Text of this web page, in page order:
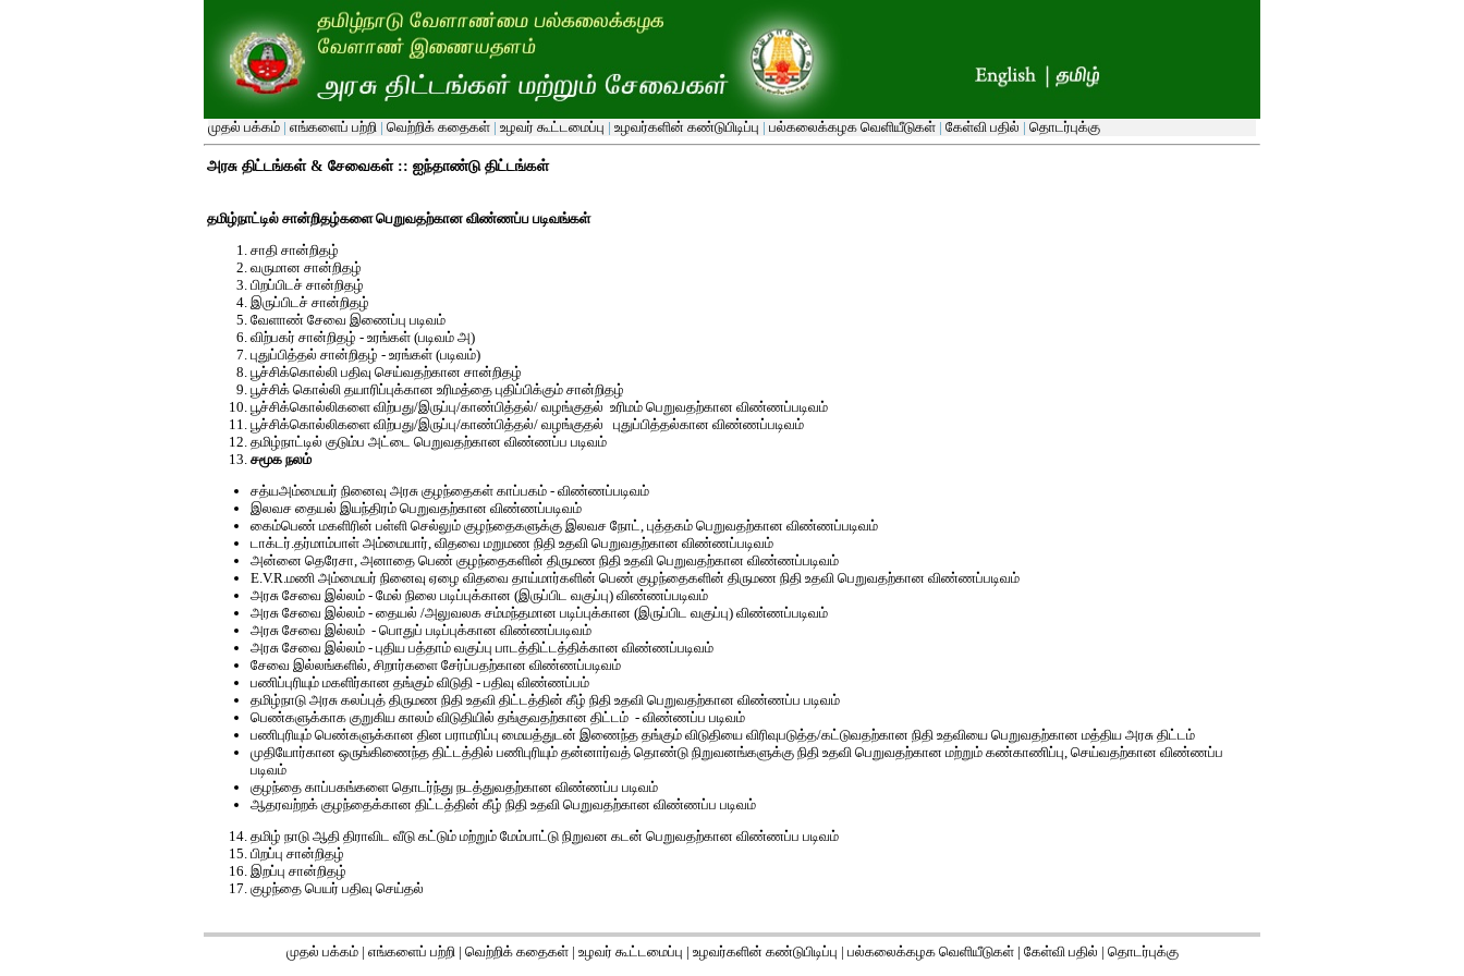
முதல் பக்கம் | எங்களைப் பற்றி | வெற்றிக் கதைகள் | உழவர் கூட்டமைப்பு | உழவர்களின் கண்டுபிடிப்பு | பல்கலைக்கழக வெளியீடுகள் | கேள்வி பதில் | தொடர்புக்கு
அரசு திட்டங்கள் & சேவைகள் :: ஐந்தாண்டு திட்டங்கள்
தமிழ்நாட்டில் சான்றிதழ்களை பெறுவதற்கான விண்ணப்ப படிவங்கள்
சாதி சான்றிதழ்
வருமான சான்றிதழ்
பிறப்பிடச் சான்றிதழ்
இருப்பிடச் சான்றிதழ்
வேளாண் சேவை இணைப்பு படிவம்
விற்பகர் சான்றிதழ் - உரங்கள் (படிவம் அ)
புதுப்பித்தல் சான்றிதழ் - உரங்கள் (படிவம்)
பூச்சிக்கொல்லி பதிவு செய்வதற்கான சான்றிதழ்
பூச்சிக் கொல்லி தயாரிப்புக்கான உரிமத்தை புதிப்பிக்கும் சான்றிதழ்
பூச்சிக்கொல்லிகளை விற்பது/இருப்பு/காண்பித்தல்/ வழங்குதல் உரிமம் பெறுவதற்கான விண்ணப்படிவம்
பூச்சிக்கொல்லிகளை விற்பது/இருப்பு/காண்பித்தல்/ வழங்குதல் புதுப்பித்தல்கான விண்ணப்படிவம்
தமிழ்நாட்டில் குடும்ப அட்டை பெறுவதற்கான விண்ணப்ப படிவம்
சமூக நலம்
சத்யஅம்மையர் நினைவு அரசு குழந்தைகள் காப்பகம் - விண்ணப்படிவம்
இலவச தையல் இயந்திரம் பெறுவதற்கான விண்ணப்படிவம்
கைம்பெண் மகளிரின் பள்ளி செல்லும் குழந்தைகளுக்கு இலவச நோட், புத்தகம் பெறுவதற்கான விண்ணப்படிவம்
டாக்டர்.தர்மாம்பாள் அம்மையார், விதவை மறுமண நிதி உதவி பெறுவதற்கான விண்ணப்படிவம்
அன்னை தெரேசா, அனாதை பெண் குழந்தைகளின் திருமண நிதி உதவி பெறுவதற்கான விண்ணப்படிவம்
E.V.R.மணி அம்மையர் நினைவு ஏழை விதவை தாய்மார்களின் பெண் குழந்தைகளின் திருமண நிதி உதவி பெறுவதற்கான விண்ணப்படிவம்
அரசு சேவை இல்லம் - மேல் நிலை படிப்புக்கான (இருப்பிட வகுப்பு) விண்ணப்படிவம்
அரசு சேவை இல்லம் - தையல் /அலுவலக சம்மந்தமான படிப்புக்கான (இருப்பிட வகுப்பு) விண்ணப்படிவம்
அரசு சேவை இல்லம் - பொதுப் படிப்புக்கான விண்ணப்படிவம்
அரசு சேவை இல்லம் - புதிய பத்தாம் வகுப்பு பாடத்திட்டத்திக்கான விண்ணப்படிவம்
சேவை இல்லங்களில், சிறார்களை சேர்ப்பதற்கான விண்ணப்படிவம்
பணிப்புரியும் மகளிர்கான தங்கும் விடுதி - பதிவு விண்ணப்பம்
தமிழ்நாடு அரசு கலப்புத் திருமண நிதி உதவி திட்டத்தின் கீழ் நிதி உதவி பெறுவதற்கான விண்ணப்ப படிவம்
பெண்களுக்காக குறுகிய காலம் விடுதியில் தங்குவதற்கான திட்டம் - விண்ணப்ப படிவம்
பணிபுரியும் பெண்களுக்கான தின பராமரிப்பு மையத்துடன் இணைந்த தங்கும் விடுதியை விரிவுபடுத்த/கட்டுவதற்கான நிதி உதவியை பெறுவதற்கான மத்திய அரசு திட்டம்
முதியோர்கான ஒருங்கிணைந்த திட்டத்தில் பணிபுரியும் தன்னார்வத் தொண்டு நிறுவனங்களுக்கு நிதி உதவி பெறுவதற்கான மற்றும் கண்காணிப்பு, செய்வதற்கான விண்ணப்ப
படிவம்
குழந்தை காப்பகங்களை தொடர்ந்து நடத்துவதற்கான விண்ணப்ப படிவம்
ஆதரவற்றக் குழந்தைக்கான திட்டத்தின் கீழ் நிதி உதவி பெறுவதற்கான விண்ணப்ப படிவம்
தமிழ் நாடு ஆதி திராவிட வீடு கட்டும் மற்றும் மேம்பாட்டு நிறுவன கடன் பெறுவதற்கான விண்ணப்ப படிவம்
பிறப்பு சான்றிதழ்
இறப்பு சான்றிதழ்
குழந்தை பெயர் பதிவு செய்தல்
முதல் பக்கம்| எங்களைப் பற்றி| வெற்றிக் கதைகள்| உழவர் கூட்டமைப்பு | உழவர்களின் கண்டுபிடிப்பு | பல்கலைக்கழக வெளியீடுகள்| கேள்வி பதில் | தொடர்புக்கு